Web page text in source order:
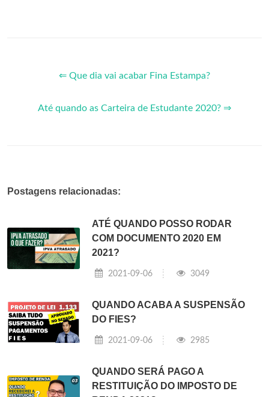
⇐ Que dia vai acabar Fina Estampa?
Até quando as Carteira de Estudante 2020? ⇒
Postagens relacionadas:
ATÉ QUANDO POSSO RODAR
COM DOCUMENTO 2020 EM
2021?
2021-09-06 3049
QUANDO ACABA A SUSPENSÃO
DO FIES?
2021-09-06 2985
QUANDO SERÁ PAGO A
RESTITUIÇÃO DO IMPOSTO DE